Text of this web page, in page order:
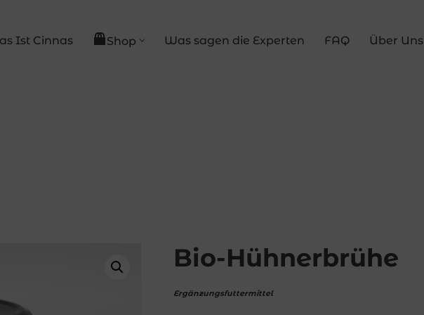
Ist Cinnas Shop Was sagen die Experten FAQ Über Uns
Bio-Hühnerbrühe
Ergänzungsfuttermittel